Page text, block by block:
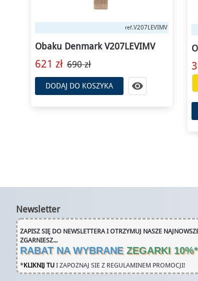
ref.V185LXVJRJ
Obaku Denmark V185LXVJRJ
392 zł 560 zł
Łap okazję!
Newsletter
ZAPISZ SIĘ DO NEWSLETTERA I OTRZYMUJ NASZE
ZGARNIESZ...
RABAT NA WYBRANE ZEGARKI 10%*
*KLIKNIJ TU I ZAPOZNAJ SIE Z REGULAMINEM PROMOCJI!